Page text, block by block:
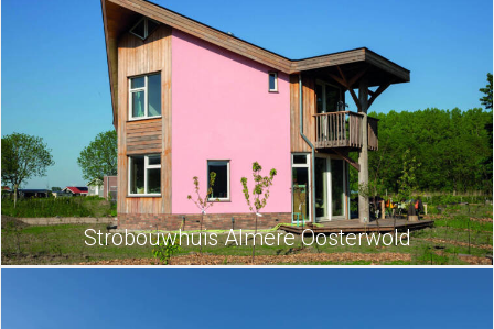
Strobouwhuis Almere Oosterwold